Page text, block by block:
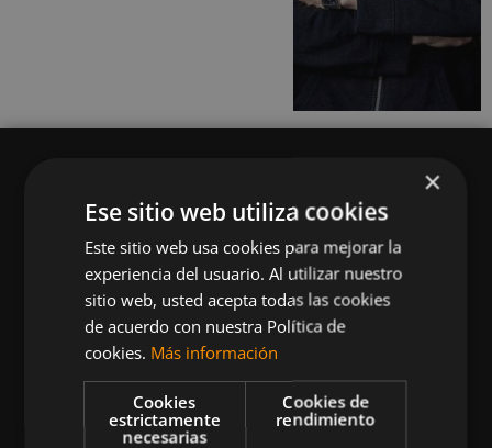
Queremos mantenerte al día en temas de
deportes, fitness, nutrición, salud, recetas
saludables y tecnología aplicada al deporte y la
vida sana.
×
Ese sitio web utiliza cookies
Este sitio web usa cookies para mejorar la
experiencia del usuario. Al utilizar nuestro
sitio web, usted acepta todas las cookies
de acuerdo con nuestra Política de
cookies. Más información
Cookies
estrictamente
necesarias
Cookies de
rendimiento